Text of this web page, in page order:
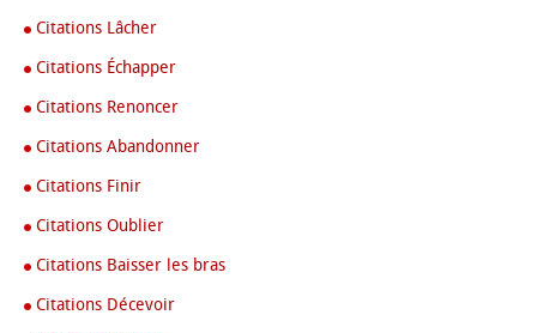
Citations Lâcher
Citations Échapper
Citations Renoncer
Citations Abandonner
Citations Finir
Citations Oublier
Citations Baisser les bras
Citations Décevoir